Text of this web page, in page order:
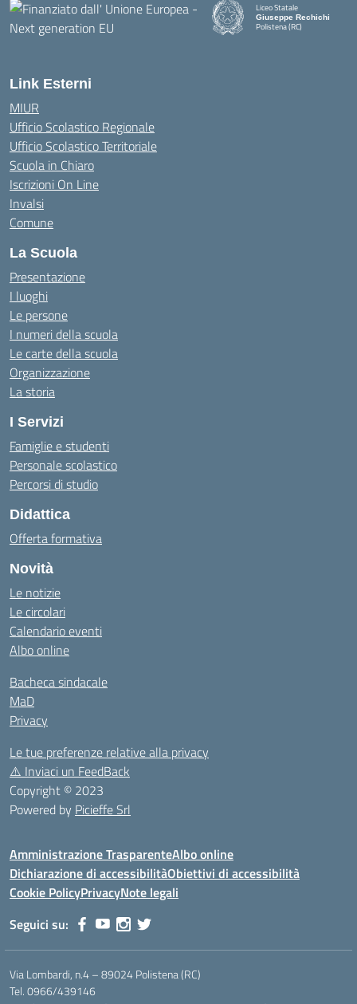
Liceo Statale
Giuseppe Rechichi
Polistena (RC)
Link Esterni
MIUR
Ufficio Scolastico Regionale
Ufficio Scolastico Territoriale
Scuola in Chiaro
Iscrizioni On Line
Invalsi
Comune
La Scuola
Presentazione
I luoghi
Le persone
I numeri della scuola
Le carte della scuola
Organizzazione
La storia
I Servizi
Famiglie e studenti
Personale scolastico
Percorsi di studio
Didattica
Offerta formativa
Novità
Le notizie
Le circolari
Calendario eventi
Albo online
Bacheca sindacale
MaD
Privacy
Le tue preferenze relative alla privacy
⚠️ Inviaci un FeedBack
Copyright © 2023
Powered by Picieffe Srl
Amministrazione TrasparenteAlbo online
Dichiarazione di accessibilitàObiettivi di accessibilità
Cookie PolicyPrivacyNote legali
Seguici su:
Via Lombardi, n.4 – 89024 Polistena (RC)
Tel. 0966/439146